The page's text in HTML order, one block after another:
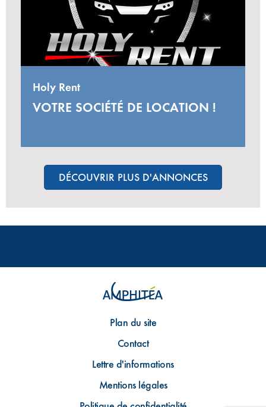
Holy Rent
VOTRE SOCIÉTÉ DE LOCATION !
DÉCOUVRIR PLUS D'ANNONCES
Plan du site
Contact
Lettre d'informations
Mentions légales